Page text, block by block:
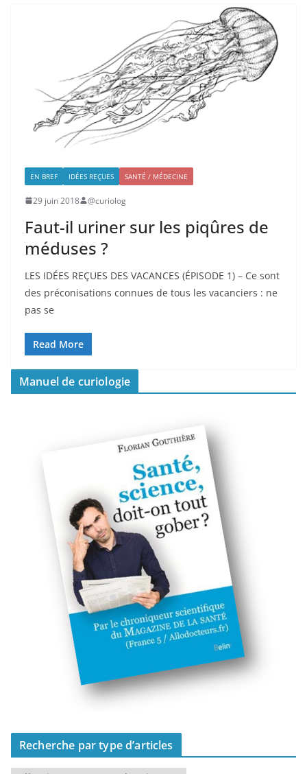
EN BREF IDÉES REÇUES SANTÉ / MÉDECINE
29 juin 2018 @curiolog
Faut-il uriner sur les piqûres de
méduses ?
LES IDÉES REÇUES DES VACANCES (ÉPISODE 1) – Ce sont
des préconisations connues de tous les vacanciers : ne
pas se
Read More
Manuel de curiologie
Recherche par type d’articles